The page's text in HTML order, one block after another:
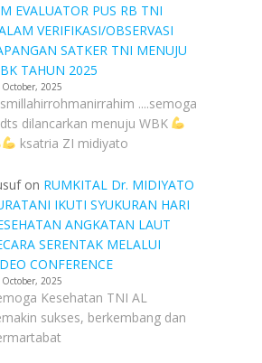
EVALUATOR PUS RB TNI
VERIFIKASI/OBSERVASI
SATKER TNI MENUJU
TAHUN 2025
October, 2025
....semoga
dilancarkan menuju WBK
ksatria ZI midiyato
on RUMKITAL Dr. MIDIYATO
IKUTI SYUKURAN HARI
ANGKATAN LAUT
SERENTAK MELALUI
CONFERENCE
October, 2025
Kesehatan TNI AL
sukses, berkembang dan